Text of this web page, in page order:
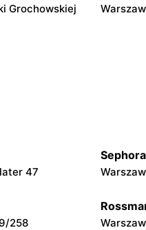
Grochowskiej
278
II 108
Groszek
Groszek
47
Sephora
258